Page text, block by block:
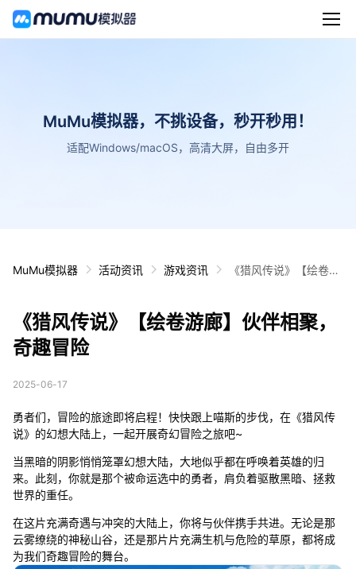
MuMu模拟器，不挑设备，秒开秒用！
适配Windows/macOS，高清大屏，自由多开
MuMu模拟器 活动资讯 游戏资讯
《猎风传说》【绘卷游
《猎风传说》【绘卷游廊】伙伴相聚，
奇趣冒险
2025-06-17
勇者们，冒险的旅途即将启程！快快跟上喵斯的步伐，在《猎风传
说》的幻想大陆上，一起开展奇幻冒险之旅吧~
当黑暗的阴影悄悄笼罩幻想大陆，大地似乎都在呼唤着英雄的归
来。此刻，你就是那个被命运选中的勇者，肩负着驱散黑暗、拯救
世界的重任。
在这片充满奇遇与冲突的大陆上，你将与伙伴携手共进。无论是那
云雾缭绕的神秘山谷，还是那片片充满生机与危险的草原，都将成
为我们奇趣冒险的舞台。